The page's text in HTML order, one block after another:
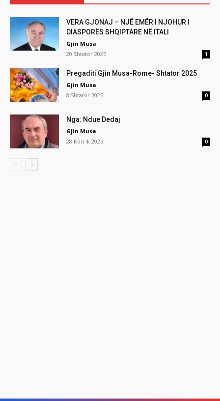
VERA GJONAJ – NJË EMËR I NJOHUR I
DIASPORËS SHQIPTARE NË ITALI
Gjin Musa
20 Shtator 2025
1
Pregaditi Gjin Musa-Rome- Shtator 2025
Gjin Musa
8 Shtator 2025
0
Nga: Ndue Dedaj
Gjin Musa
28 Korrik 2025
0